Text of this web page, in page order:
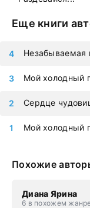
Еще книги
Мой холодный
Сердце
Мой холодный
Незабываемая
Похожие
Диана Ярина
6 в похожем